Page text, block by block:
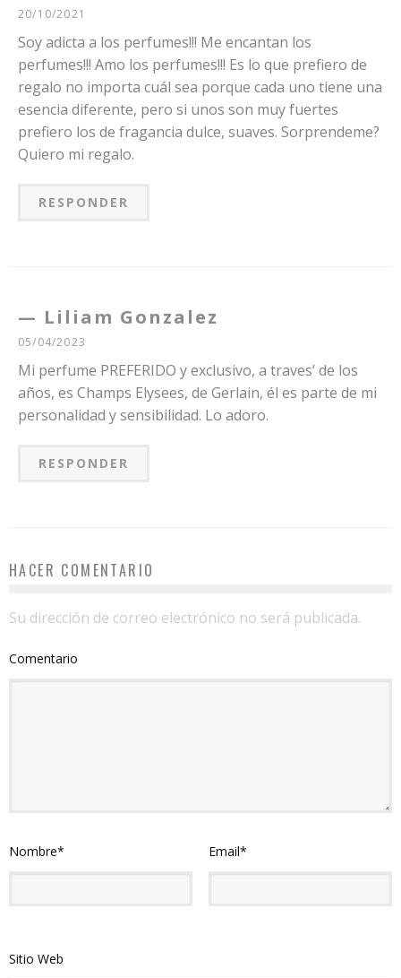
20/10/2021
Soy adicta a los perfumes!!! Me encantan los
perfumes!!! Amo los perfumes!!! Es lo que prefiero de
regalo no importa cuál sea porque cada uno tiene una
esencia diferente, pero si unos son muy fuertes
prefiero los de fragancia dulce, suaves. Sorprendeme?
Quiero mi regalo.
RESPONDER
Liliam Gonzalez
05/04/2023
Mi perfume PREFERIDO y exclusivo, a traves’ de los
años, es Champs Elysees, de Gerlain, él es parte de mi
personalidad y sensibilidad. Lo adoro.
RESPONDER
HACER COMENTARIO
Su dirección de correo electrónico no será publicada.
Comentario
Nombre* Email*
Sitio Web